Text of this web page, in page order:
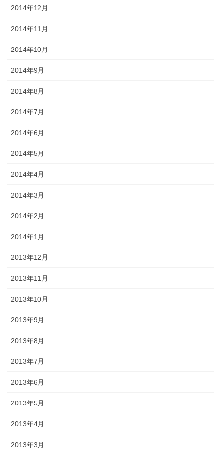
2014年12月
2014年11月
2014年10月
2014年9月
2014年8月
2014年7月
2014年6月
2014年5月
2014年4月
2014年3月
2014年2月
2014年1月
2013年12月
2013年11月
2013年10月
2013年9月
2013年8月
2013年7月
2013年6月
2013年5月
2013年4月
2013年3月